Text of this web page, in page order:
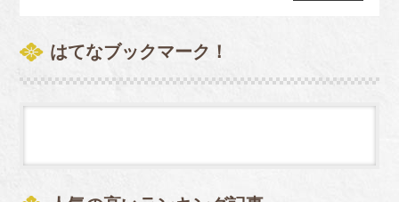
はてなブックマーク！